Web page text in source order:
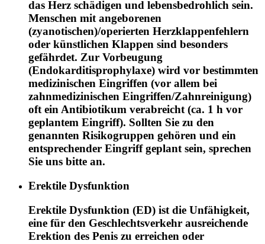
das Herz schädigen und lebensbedrohlich sein.
Menschen mit angeborenen
(zyanotischen)/operierten Herzklappenfehlern
oder künstlichen Klappen sind besonders
gefährdet. Zur Vorbeugung
(Endokarditisprophylaxe) wird vor bestimmten
medizinischen Eingriffen (vor allem bei
zahnmedizinischen Eingriffen/Zahnreinigung)
oft ein Antibiotikum verabreicht (ca. 1 h vor
geplantem Eingriff). Sollten Sie zu den
genannten Risikogruppen gehören und ein
entsprechender Eingriff geplant sein, sprechen
Sie uns bitte an.
Erektile Dysfunktion
Erektile Dysfunktion (ED) ist die Unfähigkeit,
eine für den Geschlechtsverkehr ausreichende
Erektion des Penis zu erreichen oder